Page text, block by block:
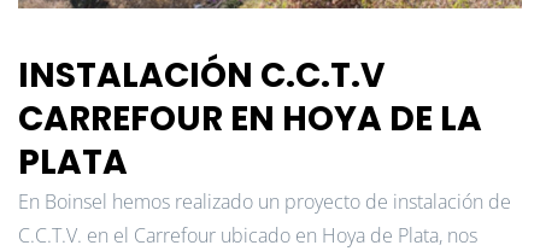
INSTALACIÓN C.C.T.V
CARREFOUR EN HOYA DE LA
PLATA
En Boinsel hemos realizado un proyecto de instalación de
C.C.T.V. en el Carrefour ubicado en Hoya de Plata, nos